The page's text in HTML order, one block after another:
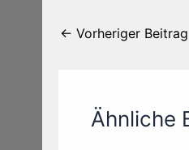
← Vorheriger Beitrag
Ähnliche